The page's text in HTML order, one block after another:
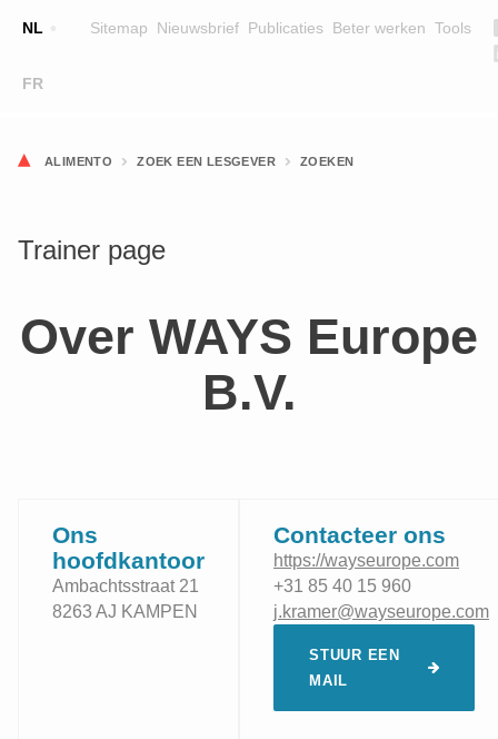
NL
FR
Sitemap Nieuwsbrief Publicaties Beter werken Tools
CONTACT
ALIMENTO ZOEK EEN LESGEVER ZOEKEN
Trainer page
Over WAYS Europe
B.V.
Ons
hoofdkantoor
Ambachtsstraat 21
8263 AJ KAMPEN
Contacteer ons
https://wayseurope.com
+31 85 40 15 960
j.kramer@wayseurope.com
STUUR EEN
MAIL